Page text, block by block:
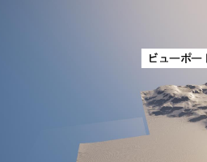
ビューポー